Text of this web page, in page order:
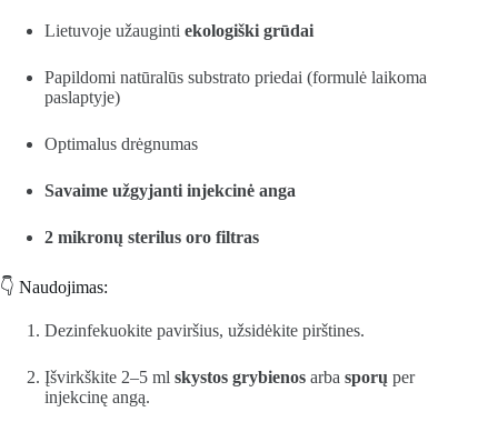
Lietuvoje užauginti ekologiški grūdai
Papildomi natūralūs substrato priedai (formulė laikoma
paslaptyje)
Optimalus drėgnumas
Savaime užgyjanti injekcinė anga
2 mikronų sterilus oro filtras
👇 Naudojimas:
Dezinfekuokite paviršius, užsidėkite pirštines.
Įšvirkškite 2–5 ml skystos grybienos arba sporų per
injekcinę angą.